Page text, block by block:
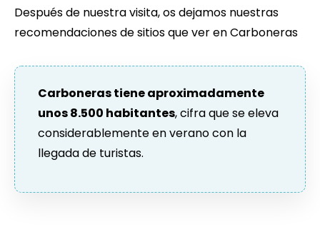
Después de nuestra visita, os dejamos nuestras
recomendaciones de sitios que ver en Carboneras
Carboneras tiene aproximadamente
unos 8.500 habitantes, cifra que se eleva
considerablemente en verano con la
llegada de turistas.